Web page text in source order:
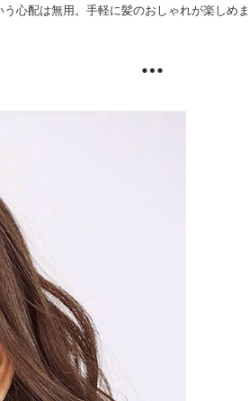
心配は無用。手軽に髪のおしゃれが楽しめま